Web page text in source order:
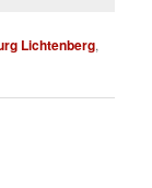
Lichtenberg,